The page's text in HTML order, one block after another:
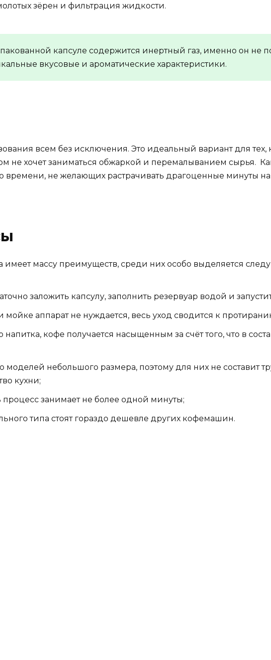
зёрен и фильтрация жидкости.
капсуле содержится инертный газ, именно он не
вкусовые и ароматические характеристики.
всем без исключения. Это идеальный вариант для
не хочет заниматься обжаркой и перемалыванием сырья.
не желающих растрачивать драгоценные минуты
имеет массу преимуществ, среди них особо выделяется
заложить капсулу, заполнить резервуар водой и
мойке аппарат не нуждается, весь уход сводится к
напитка, кофе получается насыщенным за счёт того, что в
моделей небольшого размера, поэтому для них не составит
кухни;
процесс занимает не более одной минуты;
типа стоят гораздо дешевле других кофемашин.